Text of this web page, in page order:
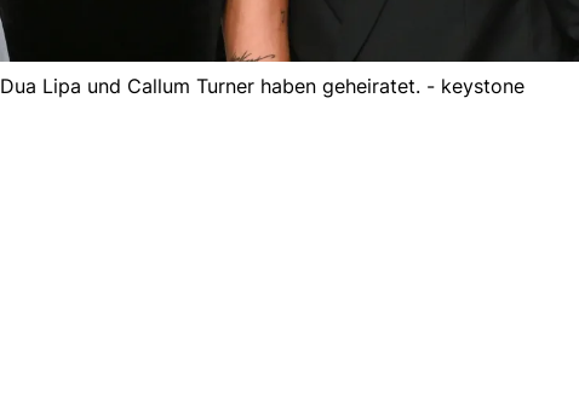
Dua Lipa und Callum Turner haben geheiratet. - keystone